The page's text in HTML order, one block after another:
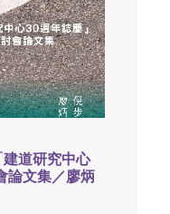
建道研究中心
論文集／廖炳